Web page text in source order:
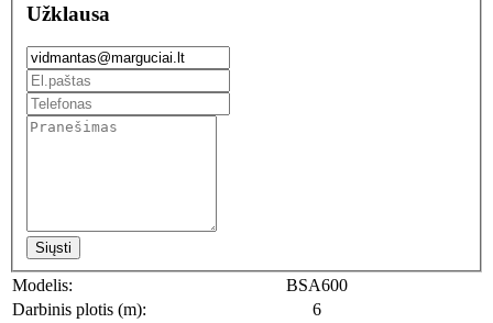
Užklausa
Siųsti
Modelis:
BSA600
Darbinis plotis (m):
6